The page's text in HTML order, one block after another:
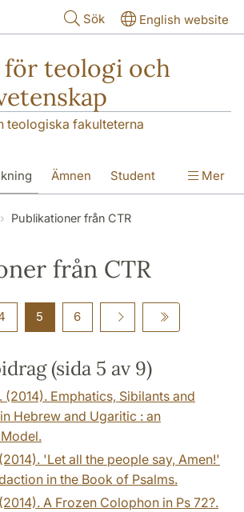
Sök English website
teologi och
teologiska fakulteterna
Ämnen Student Mer
Publikationer från CTR
från CTR
5 6
(sida 5 av 9)
(2014). Emphatics, Sibilants and
Hebrew and Ugaritic : an
'Let all the people say, Amen!'
in the Book of Psalms.
A Frozen Colophon in Ps 72?.